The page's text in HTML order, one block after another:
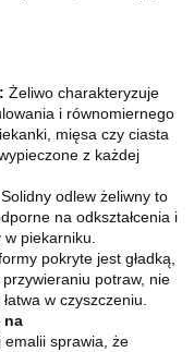
Żeliwo charakteryzuje
i równomiernego
mięsa czy ciasta
z każdej
Solidny odlew żeliwny to
na odkształcenia i
piekarniku.
pokryte jest gładką,
potraw, nie
w czyszczeniu.
na
emalii sprawia, że